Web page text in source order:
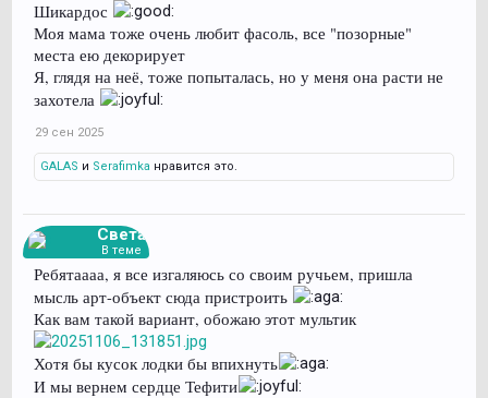
Шикардос
Моя мама тоже очень любит фасоль, все "позорные"
места ею декорирует
Я, глядя на неё, тоже попыталась, но у меня она расти не
захотела
29 сен 2025
GALAS и Serafimka нравится это.
Света
В теме
Ребятаааа, я все изгаляюсь со своим ручьем, пришла
мысль арт-объект сюда пристроить
Как вам такой вариант, обожаю этот мультик
Хотя бы кусок лодки бы впихнуть
И мы вернем сердце Тефити